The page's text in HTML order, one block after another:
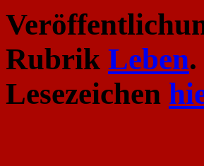
Rubrik Leben
Lesezeichen